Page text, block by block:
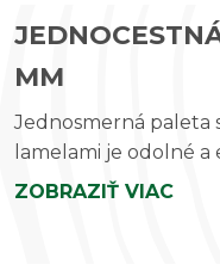
MM
Jednosmerná paleta
lamelami je odolné a
ZOBRAZIŤ VIAC